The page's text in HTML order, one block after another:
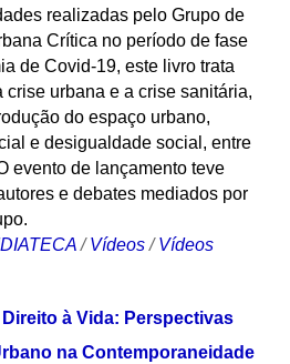
realizadas pelo Grupo de
Crítica no período de fase
de Covid-19, este livro trata
crise urbana e a crise sanitária,
do espaço urbano,
e desigualdade social, entre
evento de lançamento teve
e debates mediados por
/Vídeos /Vídeos
à Vida: Perspectivas
na Contemporaneidade